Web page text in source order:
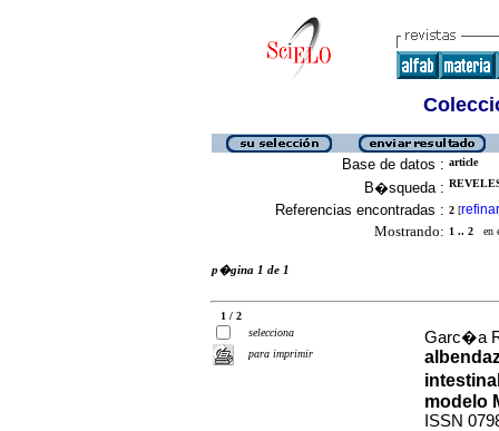
Base de datos : article
B�squeda :
Referencias encontradas : 2 [refinar
Mostrando: 1 .. 2 en
p�gina 1 de 1
1 / 2
selecciona
para imprimir
Garc�a
modelo
ISSN